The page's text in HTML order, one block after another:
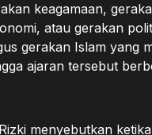
keagamaan,
atau gerakan
gerakan Islam yang
ajaran tersebut
menyebutkan